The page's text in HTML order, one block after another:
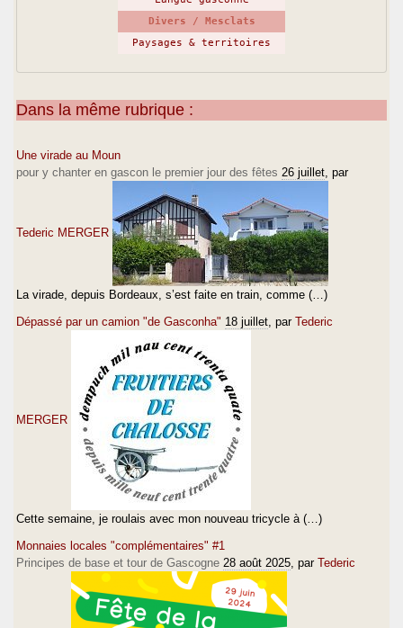
Divers / Mesclats
Paysages & territoires
Dans la même rubrique :
Une virade au Moun
pour y chanter en gascon le premier jour des fêtes 26 juillet , par
Tederic MERGER
La virade, depuis Bordeaux, s’est faite en train, comme (…)
Dépassé par un camion "de Gasconha" 18 juillet , par Tederic
MERGER
Cette semaine, je roulais avec mon nouveau tricycle à (…)
Monnaies locales "complémentaires" #1
Principes de base et tour de Gascogne 28 août 2025 , par Tederic